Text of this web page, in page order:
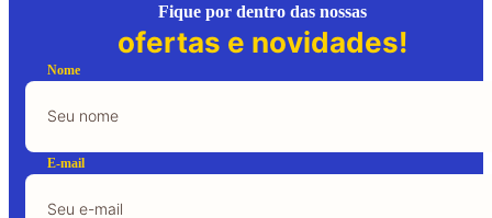
Fique por dentro das nossas
ofertas e novidades!
Nome
E-mail